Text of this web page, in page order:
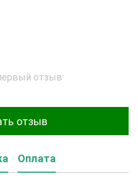
отзыв
отзыв
Оплата